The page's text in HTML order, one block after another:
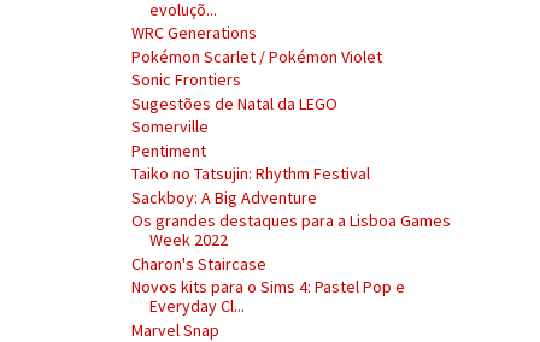
evoluçõ...
WRC Generations
Pokémon Scarlet / Pokémon Violet
Sonic Frontiers
Sugestões de Natal da LEGO
Somerville
Pentiment
Taiko no Tatsujin: Rhythm Festival
Sackboy: A Big Adventure
Os grandes destaques para a Lisboa Games
Week 2022
Charon's Staircase
Novos kits para o Sims 4: Pastel Pop e
Everyday Cl...
Marvel Snap